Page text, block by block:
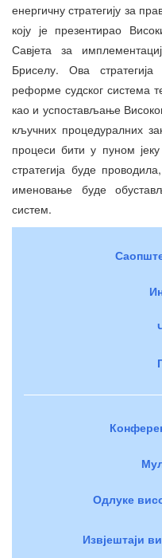
енергичну стратегију за
коју је презентирао
Савјета за
Бриселу. Ова
реформе судског система
као и успостављање
кључних процедуралних
процеси бити у пуном
стратегија буде
именовање буде
систем.
Одлуке
Извјештаји